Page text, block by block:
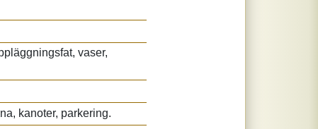
vaser,
kanoter, parkering.